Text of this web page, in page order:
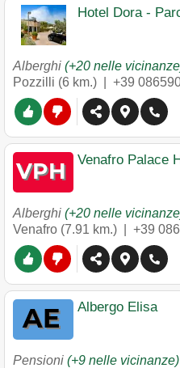
Hotel Dora -
Alberghi (+20 nelle
Pozzilli (6 km.) | +39
Venafro Palace
Alberghi (+20 nelle
Venafro (7.91 km.) | +39
Albergo Elisa
Pensioni (+9 nelle vicinanze)